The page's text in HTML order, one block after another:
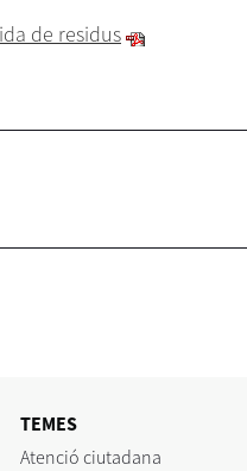
de residus
TEMES
Atenció ciutadana